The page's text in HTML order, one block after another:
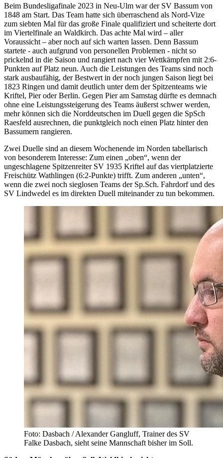
Beim Bundesligafinale 2023 in Neu-Ulm war der SV Bassum von
1848 am Start. Das Team hatte sich überraschend als Nord-Vize
zum siebten Mal für das große Finale qualifiziert und scheiterte dort
im Viertelfinale an Waldkirch. Das achte Mal wird – aller
Voraussicht – aber noch auf sich warten lassen. Denn Bassum
startete - auch aufgrund von personellen Problemen - nicht so
prickelnd in die Saison und rangiert nach vier Wettkämpfen mit 2:6-
Punkten auf Platz neun. Auch die Leistungen des Teams sind noch
stark ausbaufähig, der Bestwert in der noch jungen Saison liegt bei
1823 Ringen und damit deutlich unter dem der Spitzenteams wie
Kriftel, Pier oder Berlin. Gegen Pier am Samstag dürfte es demnach
ohne eine Leistungssteigerung des Teams äußerst schwer werden,
mehr können sich die Norddeutschen im Duell gegen die SpSch
Raesfeld ausrechnen, die punktgleich noch einen Platz hinter den
Bassumern rangieren.
Zwei Duelle sind an diesem Wochenende im Norden tabellarisch
von besonderem Interesse: Zum einen „oben“, wenn der
ungeschlagene Spitzenreiter SV 1935 Kriftel auf das viertplatzierte
Freischütz Wathlingen (6:2-Punkte) trifft. Zum anderen „unten“,
wenn die zwei noch sieglosen Teams der Sp.Sch. Fahrdorf und des
SV Lindwedel es im direkten Duell miteinander zu tun bekommen.
Foto: Dasbach / Alexander Gangluff, Trainer des SV
Falke Dasbach, sieht seine Mannschaft bisher im Soll.